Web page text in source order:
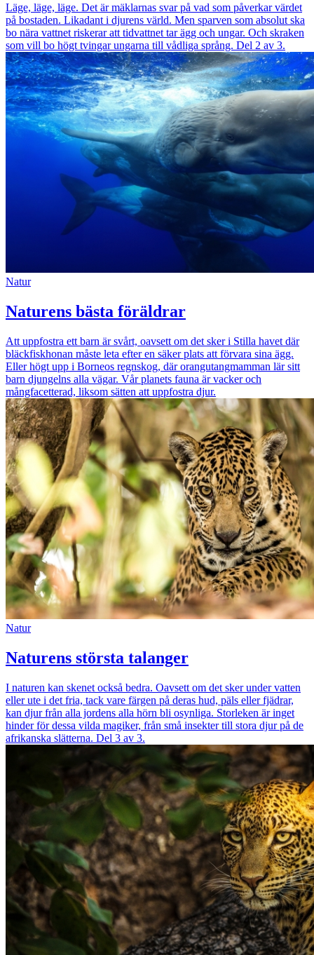
Läge, läge, läge. Det är mäklarnas svar på vad som påverkar värdet
på bostaden. Likadant i djurens värld. Men sparven som absolut ska
bo nära vattnet riskerar att tidvattnet tar ägg och ungar. Och skraken
som vill bo högt tvingar ungarna till vådliga språng. Del 2 av 3.
Natur
Naturens bästa föräldrar
Att uppfostra ett barn är svårt, oavsett om det sker i Stilla havet där
bläckfiskhonan måste leta efter en säker plats att förvara sina ägg.
Eller högt upp i Borneos regnskog, där orangutangmamman lär sitt
barn djungelns alla vägar. Vår planets fauna är vacker och
mångfacetterad, liksom sätten att uppfostra djur.
Natur
Naturens största talanger
I naturen kan skenet också bedra. Oavsett om det sker under vatten
eller ute i det fria, tack vare färgen på deras hud, päls eller fjädrar,
kan djur från alla jordens alla hörn bli osynliga. Storleken är inget
hinder för dessa vilda magiker, från små insekter till stora djur på de
afrikanska slätterna. Del 3 av 3.